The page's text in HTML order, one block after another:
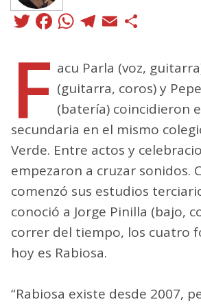
Twitter
Facebook
WhatsApp
Telegram
Email
F acu Parla (voz,
(guitarra, coros) y
(batería) coincidieron
secundaria en el mismo
Verde. Entre actos y
empezaron a cruzar sonidos.
comenzó sus estudios
conoció a Jorge Pinilla (bajo,
correr del tiempo, los cuatro
hoy es Rabiosa.
“Rabiosa existe desde 2007,